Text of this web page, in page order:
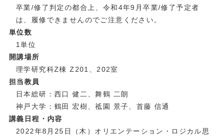
卒業/修了判定の都合上、令和4年9月卒業/修了予定者
は、履修できませんのでご注意ください。
単位数
1単位
開講場所
理学研究科Z棟 Z201、202室
担当教員
日本総研：西口 健二、舞鶴 二朗
神戸大学：鶴田 宏樹、祗園 景子、首藤 信通
講義日程・内容
2022年8月25日（木）オリエンテーション・ロジカル思